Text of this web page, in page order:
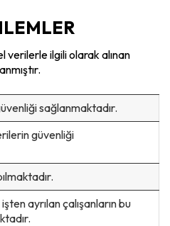
verilerle ilgili olarak alınan
sağlanmaktadır.
güvenliği
ayrılan çalışanların bu